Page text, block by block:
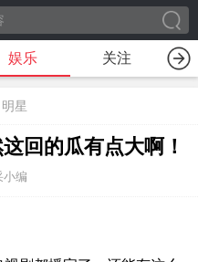
娱乐 关注
明星
回的瓜有点大啊！
小编